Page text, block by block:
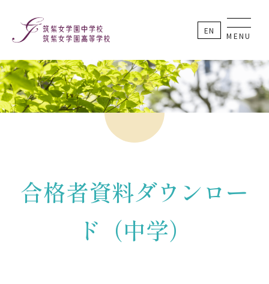
EN
MENU
合格者資料ダウンロー
ド（中学）